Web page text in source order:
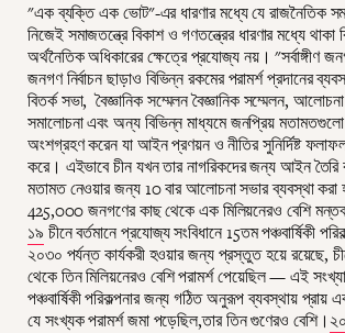
"এক ব্যক্তি এক ভোট"-এর ধারণার মধ্যে যে রাজনৈতিক
নিজেই সমাজতন্ত্রে বিকাশ ও গণতন্ত্রের ধারণার মধ্যে
অর্থনৈতিক অধিকারের ক্ষেত্রে প্রযোজ্য নয়। "সর্বাঙ্গীণ
জনগণ নির্বাচন ছাড়াও বিভিন্ন রকমের পরামর্শ প্রদানের
বিতর্ক সভা, বৈজ্ঞানিক সম্মেলন বৈজ্ঞানিক সম্মেলন,
সমালোচনা এবং অন্য বিভিন্ন মাধ্যমে জনপ্রিয় মতামতগুলো
অংশগ্রহণ করেন যা আইন প্রণয়ন ও নীতির সুনির্দিষ্ট
করে। এইভাবে চীন যখন তার নাগরিকদের জন্য আইন
মতামত নেওয়ার জন্য 10 বার আলোচনা সভার ব্যবস্থা করা
425,000 জনগণের কাছ থেকে এক মিলিয়নেরও বেশি
১৯ চীনে বর্তমানে প্রযোজ্য সংবিধানে 15তম পঞ্চবার্ষিকী
২০৩০ পর্যন্ত কার্যকরী হওয়ার জন্য প্রস্তুত হয়ে রয়েছে,
থেকে তিন মিলিয়নেরও বেশি পরামর্শ পেয়েছিল — এই
পঞ্চবার্ষিকী পরিকল্পনার জন্য গঠিত অনুরূপ ব্যবস্থায় প্রায়
যে সংখ্যক পরামর্শ জমা পড়েছিল,তার তিন গুণেরও বেশি। ২০